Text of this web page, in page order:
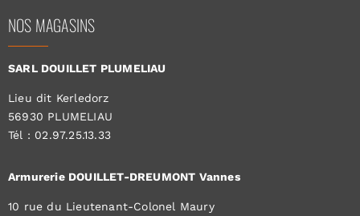
NOS MAGASINS
SARL DOUILLET PLUMELIAU
Lieu dit Kerledorz
56930 PLUMELIAU
Tél : 02.97.25.13.33
Armurerie DOUILLET-DREUMONT Vannes
10 rue du Lieutenant-Colonel Maury